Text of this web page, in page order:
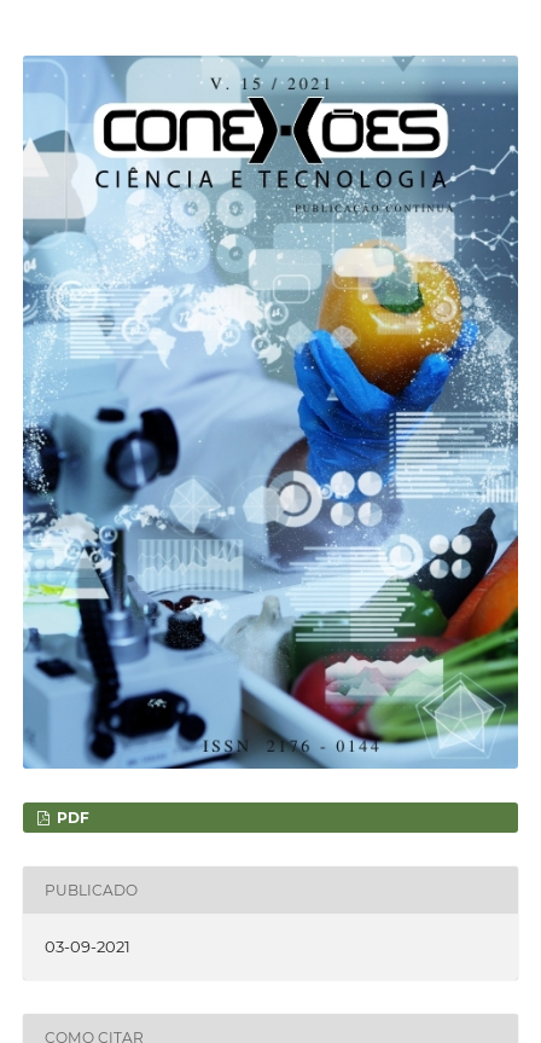
PDF
PUBLICADO
03-09-2021
COMO CITAR